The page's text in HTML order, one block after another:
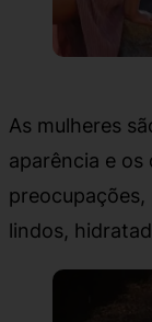
As mulheres
aparência e os
lindos,